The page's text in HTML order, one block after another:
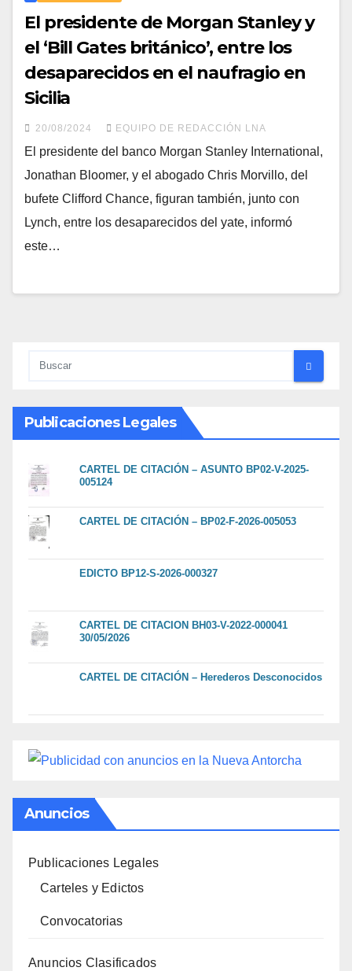
El presidente de Morgan Stanley y
el ‘Bill Gates británico’, entre los
desaparecidos en el naufragio en
Sicilia
20/08/2024 EQUIPO DE REDACCIÓN LNA
El presidente del banco Morgan Stanley International,
Jonathan Bloomer, y el abogado Chris Morvillo, del
bufete Clifford Chance, figuran también, junto con
Lynch, entre los desaparecidos del yate, informó
este…
Publicaciones Legales
CARTEL DE CITACIÓN – ASUNTO BP02-V-2025-
005124
CARTEL DE CITACIÓN – BP02-F-2026-005053
EDICTO BP12-S-2026-000327
CARTEL DE CITACION BH03-V-2022-000041
30/05/2026
CARTEL DE CITACIÓN – Herederos Desconocidos
Anuncios
Publicaciones Legales
Carteles y Edictos
Convocatorias
Anuncios Clasificados